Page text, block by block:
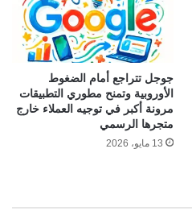
جوجل تتراجع أمام الضغوط
الأوروبية وتمنح مطوري التطبيقات
مرونة أكبر في توجيه العملاء خارج
متجرها الرسمي
13 مايو، 2026